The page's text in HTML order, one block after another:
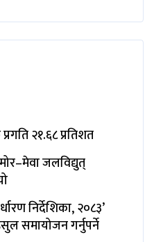
२१.६८ प्रतिशत
जलविद्युत्
निर्देशिका, २०८३’
समायोजन गर्नुपर्ने